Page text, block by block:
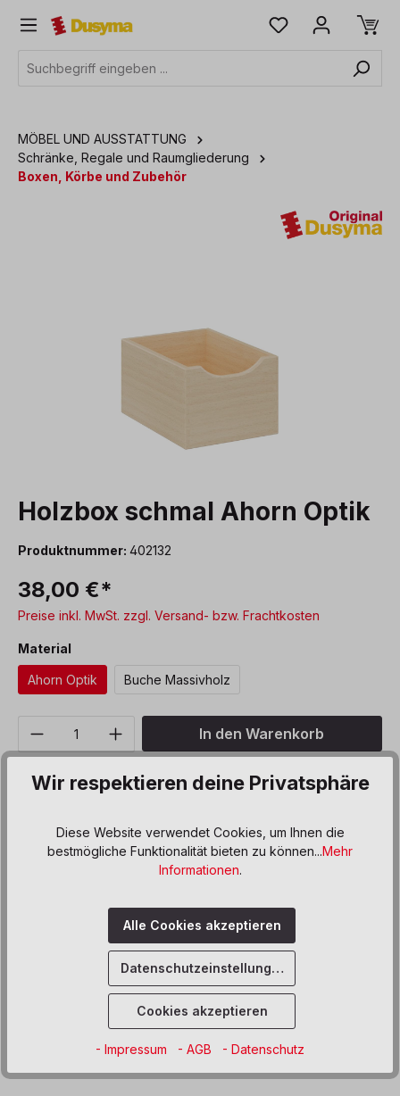
springen
MÖBEL UND AUSSTATTUNG
Schränke, Regale und Raumgliederung
Boxen, Körbe und Zubehör
Holzbox schmal Ahorn Optik
Produktnummer: 402132
38,00 €*
Preise inkl. MwSt. zzgl. Versand- bzw. Frachtkosten
Material
Ahorn Optik Buche Massivholz
Produkt Anzahl: Gib denIn den Warenkorb
Sofort verfügbar, Lieferzeit: 5 Werktage
Passt ideal in die Garderobenleisten mit Doppelfächern und
bietet Stauraum für allerlei persönliche Utensilien.
Informationen und Hinweise
Wir respektieren deine Privatsphäre
Diese Website verwendet Cookies, um Ihnen die
bestmögliche Funktionalität bieten zu können...Mehr
Informationen.
Alle Cookies akzeptieren
Datenschutzeinstellungen
Cookies akzeptieren
- Impressum - AGB - Datenschutz